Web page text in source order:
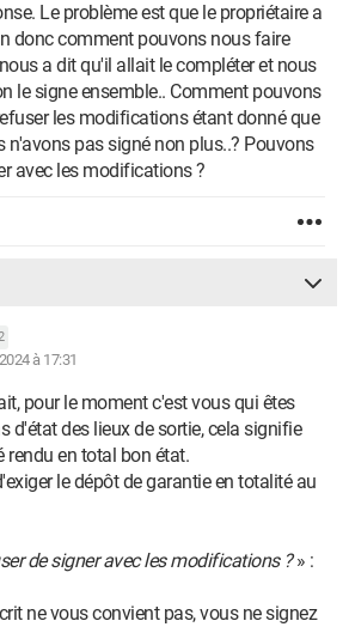
Le problème est que le propriétaire a
donc comment pouvons nous faire
a dit qu'il allait le compléter et nous
le signe ensemble.. Comment pouvons
les modifications étant donné que
n'avons pas signé non plus..? Pouvons
avec les modifications ?
à 17:31
pour le moment c'est vous qui êtes
d'état des lieux de sortie, cela signifie
rendu en total bon état.
le dépôt de garantie en totalité au
de signer avec les modifications ?» :
ne vous convient pas, vous ne signez